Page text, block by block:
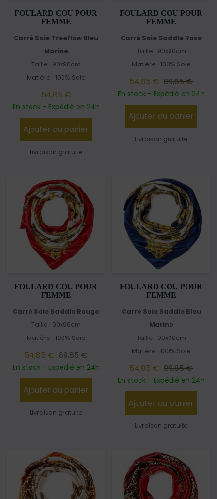
FOULARD COU POUR
FEMME
Carré Soie Treeflow Bleu
Marine
Taille : 90x90cm
Matière : 100% Soie
54,85 €
En stock - Expédié en 24h
Ajouter au panier
Livraison gratuite
FOULARD COU POUR
FEMME
Carré Soie Saddle Rose
Taille : 90x90cm
Matière : 100% Soie
54,85 € 89,85 €
En stock - Expédié en 24h
Ajouter au panier
Livraison gratuite
FOULARD COU POUR
FEMME
Carré Soie Saddle Rouge
Taille : 90x90cm
Matière : 100% Soie
54,85 € 89,85 €
En stock - Expédié en 24h
Ajouter au panier
Livraison gratuite
FOULARD COU POUR
FEMME
Carré Soie Saddle Bleu
Marine
Taille : 90x90cm
Matière : 100% Soie
54,85 € 89,85 €
En stock - Expédié en 24h
Ajouter au panier
Livraison gratuite